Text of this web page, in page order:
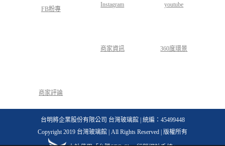
FB粉專
Instagram youtube
商家資訊 360度環景
商家評論
台明將企業股份有限公司 台灣玻璃館 | 統編：45499448
Copyright 2019 台灣玻璃館 | All Rights Reserved | 版權所有